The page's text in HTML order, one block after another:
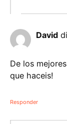
David
De los
que haceis!
Responder